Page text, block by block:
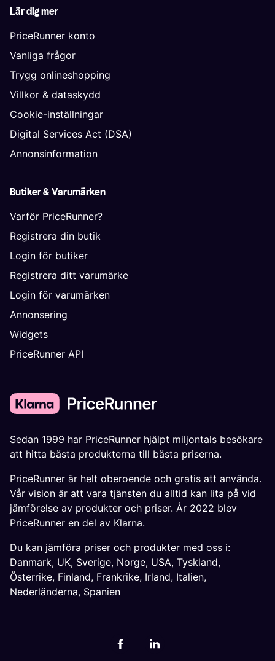
Lär dig mer
PriceRunner konto
Vanliga frågor
Trygg onlineshopping
Villkor & dataskydd
Cookie-inställningar
Digital Services Act (DSA)
Annonsinformation
Butiker & Varumärken
Varför PriceRunner?
Registrera din butik
Login för butiker
Registrera ditt varumärke
Login för varumärken
Annonsering
Widgets
PriceRunner API
Sedan 1999 har PriceRunner hjälpt miljontals besökare
att hitta bästa produkterna till bästa priserna.
PriceRunner är helt oberoende och gratis att använda.
Vår vision är att vara tjänsten du alltid kan lita på vid
jämförelse av produkter och priser. År 2022 blev
PriceRunner en del av Klarna.
Du kan jämföra priser och produkter med oss i:
Danmark, UK, Sverige, Norge, USA, Tyskland,
Österrike, Finland, Frankrike, Irland, Italien,
Nederländerna, Spanien